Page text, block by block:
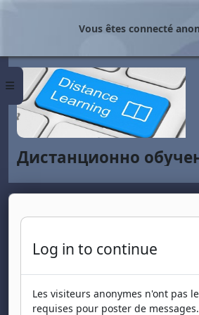
Panneau latéral
Vous êtes connecté
Дистанционно
Log in to continue
Les visiteurs anonymes n'ont pas
requises pour poster de messages.